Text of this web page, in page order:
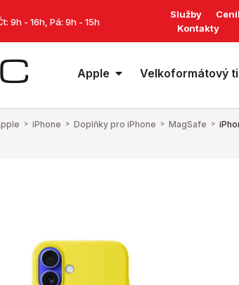
9h - 16h, Pá: 9h - 15h
Služby
Kontakty
Apple Velkoformátový
> iPhone > Doplňky pro iPhone > MagSafe >